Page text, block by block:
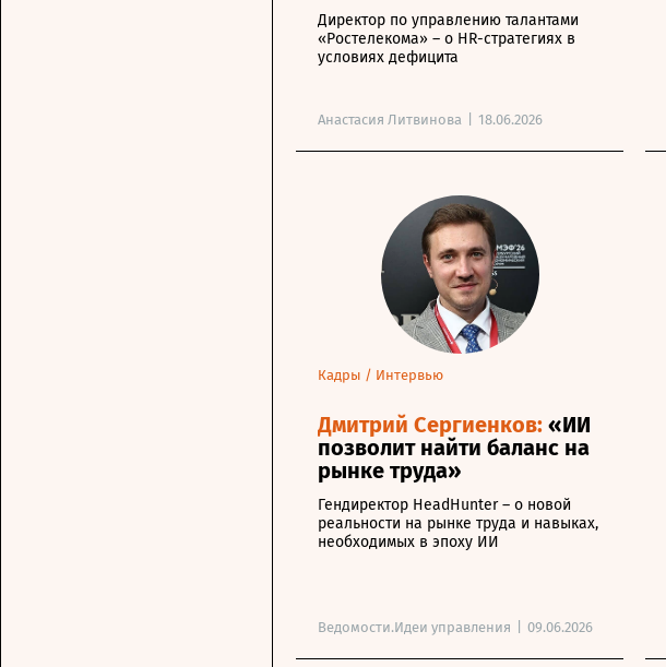
Директор по управлению талантами
«Ростелекома» – о HR-стратегиях в
условиях дефицита
Анастасия Литвинова 18.06.2026
Кадры / Интервью
Дмитрий Сергиенков: «ИИ
позволит найти баланс на
рынке труда»
Гендиректор HeadHunter – о новой
реальности на рынке труда и навыках,
необходимых в эпоху ИИ
Ведомости.Идеи управления 09.06.2026